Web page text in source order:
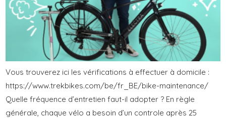
Vous trouverez ici les vérifications à effectuer à domicile :
https://www.trekbikes.com/be/fr_BE/bike-maintenance/
Quelle fréquence d’entretien faut-il adopter ? En règle
générale, chaque vélo a besoin d’un controle après 25